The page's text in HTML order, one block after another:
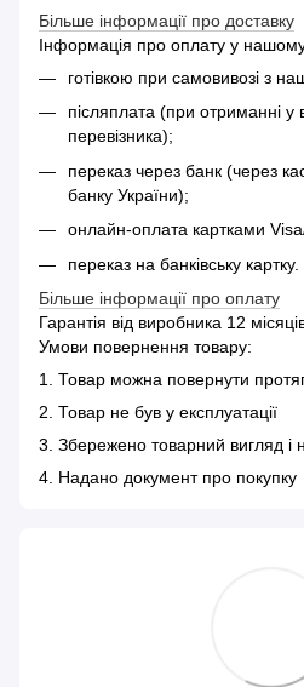
Більше інформації про доставку
Інформація про оплату у нашому
готівкою при самовивозі з
післяплата (при отриманні у
перевізника);
переказ через банк (через
банку України);
онлайн-оплата картками
переказ на банківську картку.
Більше інформації про оплату
Гарантія від виробника 12
Умови повернення товару:
1. Товар можна повернути
2. Товар не був у експлуатації
3. Збережено товарний вигляд і
4. Надано документ про покупку